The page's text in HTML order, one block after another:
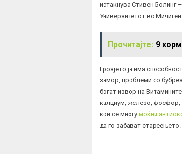
истакнува Стивен Болинг –
Универзитетот во
Прочитајте: 9
Грозјето ја има
замор, проблеми со
богат извор на
калциум, железо, фосфор,
кои се многу моќни
да го забават стареењето.